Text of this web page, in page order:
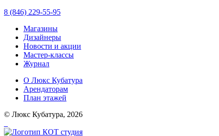
8 (846) 229-55-95
Магазины
Дизайнеры
Новости и акции
Мастер-классы
Журнал
О Люкс Кубатура
Арендаторам
План этажей
© Люкс Кубатура, 2026